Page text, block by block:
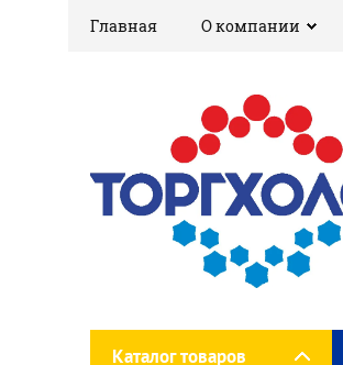
Главная О компании
Каталог товаров